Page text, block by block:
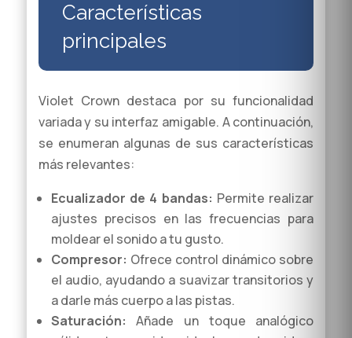
Características
principales
Violet Crown destaca por su funcionalidad
variada y su interfaz amigable. A continuación,
se enumeran algunas de sus características
más relevantes:
Ecualizador de 4 bandas: Permite realizar
ajustes precisos en las frecuencias para
moldear el sonido a tu gusto.
Compresor: Ofrece control dinámico sobre
el audio, ayudando a suavizar transitorios y
a darle más cuerpo a las pistas.
Saturación: Añade un toque analógico